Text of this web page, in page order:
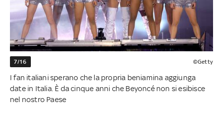
7/16 ©Getty
I fan italiani sperano che la propria beniamina aggiunga
date in Italia. È da cinque anni che Beyoncé non si esibisce
nel nostro Paese